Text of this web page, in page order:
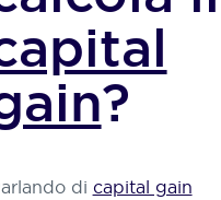
?
di capital gain